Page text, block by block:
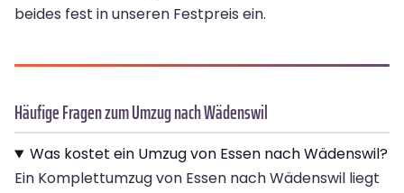
beides fest in unseren Festpreis ein.
Häufige Fragen zum Umzug nach Wädenswil
Was kostet ein Umzug von Essen nach Wädenswil?
Ein Komplettumzug von Essen nach Wädenswil liegt